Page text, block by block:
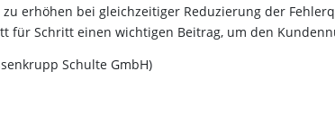
erhöhen bei gleichzeitiger Reduzierung der
für Schritt einen wichtigen Beitrag, um den
Schulte GmbH)